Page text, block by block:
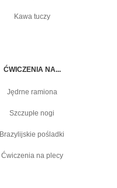
Kawa tuczy
ĆWICZENIA NA...
Jędrne ramiona
Szczupłe nogi
Brazylijskie pośladki
Ćwiczenia na plecy